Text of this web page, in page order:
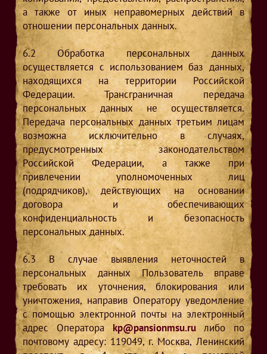
а также от иных неправомерных действий в
отношении персональных данных.
6.2 Обработка персональных данных
осуществляется с использованием баз данных,
находящихся на территории Российской
Федерации. Трансграничная передача
персональных данных не осуществляется.
Передача персональных данных третьим лицам
возможна исключительно в случаях,
предусмотренных законодательством
Российской Федерации, а также при
привлечении уполномоченных лиц
(подрядчиков), действующих на основании
договора и обеспечивающих
конфиденциальность и безопасность
персональных данных.
6.3В случае выявления неточностей в
персональных данных Пользователь вправе
требовать их уточнения, блокирования или
уничтожения, направив Оператору уведомление
с помощью электронной почты на электронный
адрес Оператораkp@pansionmsu.ruлибо по
почтовому адресу: 119049, г. Москва, Ленинский